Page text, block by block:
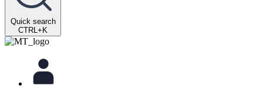
Quick search
CTRL+K